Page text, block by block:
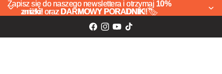
Zapisz się do naszego newslettera i otrzymaj 10%
zniżki! oraz DARMOWY PORADNIK!🏷️
Zapisz się do naszego newslettera i otrzymaj 10%
zniżki! oraz DARMOWY PORADNIK! 🏷️